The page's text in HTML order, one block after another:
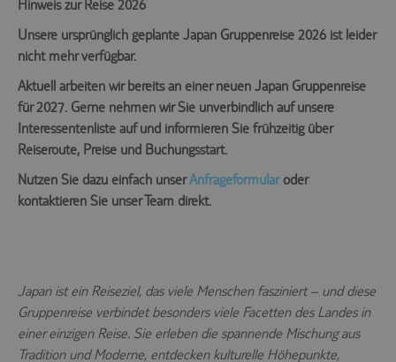
Hinweis zur Reise 2026
Unsere ursprünglich geplante Japan Gruppenreise 2026 ist leider
nicht mehr verfügbar.
Aktuell arbeiten wir bereits an einer neuen Japan Gruppenreise
für 2027. Gerne nehmen wir Sie unverbindlich auf unsere
Interessentenliste auf und informieren Sie frühzeitig über
Reiseroute, Preise und Buchungsstart.
Nutzen Sie dazu einfach unserAnfrageformularoder
kontaktieren Sie unser Team direkt.
Japan ist ein Reiseziel, das viele Menschen fasziniert – und diese
Gruppenreise verbindet besonders viele Facetten des Landes in
einer einzigen Reise. Sie erleben die spannende Mischung aus
Tradition und Moderne, entdecken kulturelle Höhepunkte,